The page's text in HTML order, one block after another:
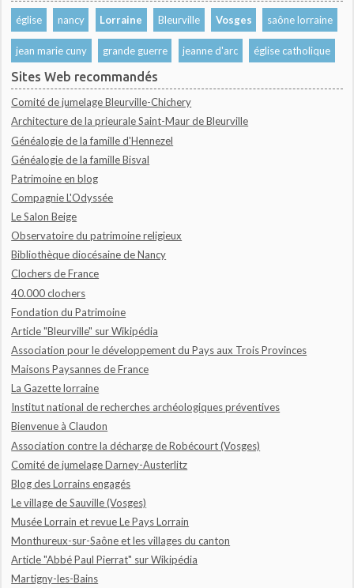
église nancy Lorraine Bleurville Vosges saône lorraine
jean marie cuny grande guerre jeanne d'arc église catholique
Sites Web recommandés
Comité de jumelage Bleurville-Chichery
Architecture de la prieurale Saint-Maur de Bleurville
Généalogie de la famille d'Hennezel
Généalogie de la famille Bisval
Patrimoine en blog
Compagnie L'Odyssée
Le Salon Beige
Observatoire du patrimoine religieux
Bibliothèque diocésaine de Nancy
Clochers de France
40.000 clochers
Fondation du Patrimoine
Article "Bleurville" sur Wikipédia
Association pour le développement du Pays aux Trois Provinces
Maisons Paysannes de France
La Gazette lorraine
Institut national de recherches archéologiques préventives
Bienvenue à Claudon
Association contre la décharge de Robécourt (Vosges)
Comité de jumelage Darney-Austerlitz
Blog des Lorrains engagés
Le village de Sauville (Vosges)
Musée Lorrain et revue Le Pays Lorrain
Monthureux-sur-Saône et les villages du canton
Article "Abbé Paul Pierrat" sur Wikipédia
Martigny-les-Bains